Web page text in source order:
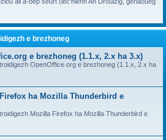
e brezhoneg
e brezhoneg (1.1.x, 2.x ha 3.x)
OpenOffice.org e brezhoneg (1.1.x, 2.x ha
ha Mozilla Thunderbird e
Mozilla Firefox ha Mozilla Thunderbird e